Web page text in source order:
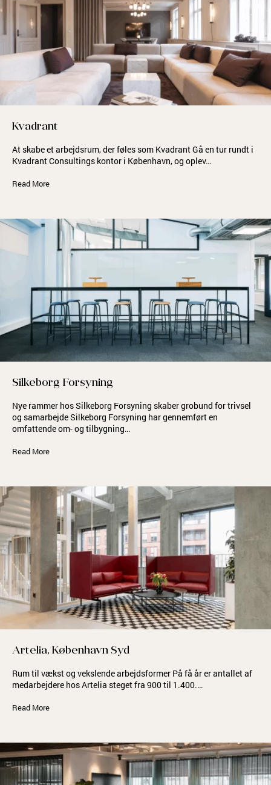
Kvadrant
At skabe et arbejdsrum, der føles som Kvadrant Gå en tur rundt i
Kvadrant Consultings kontor i København, og oplev…
Read More
Silkeborg Forsyning
Nye rammer hos Silkeborg Forsyning skaber grobund for trivsel
og samarbejde Silkeborg Forsyning har gennemført en
omfattende om- og tilbygning…
Read More
Artelia, København Syd
Rum til vækst og vekslende arbejdsformer På få år er antallet af
medarbejdere hos Artelia steget fra 900 til 1.400.…
Read More